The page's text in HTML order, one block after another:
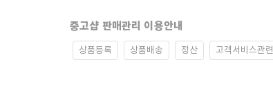
중고샵 판매관리 이용안내
상품등록 상품배송 정산 고객서비스관련